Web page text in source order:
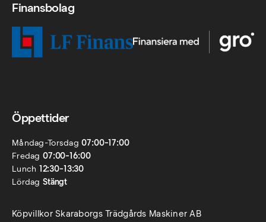
Finansbolag
Öppettider
Måndag-Torsdag07:00-17:00
Fredag 07:00-16:00
Lunch 12:30-13:30
Lördag Stängt
Köpvillkor Skaraborgs Trädgårds Maskiner AB